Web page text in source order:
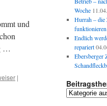
und
…
|
Woche
Hurrah – die
Endlich
repariert
Ebersberger
Beitragsthemen